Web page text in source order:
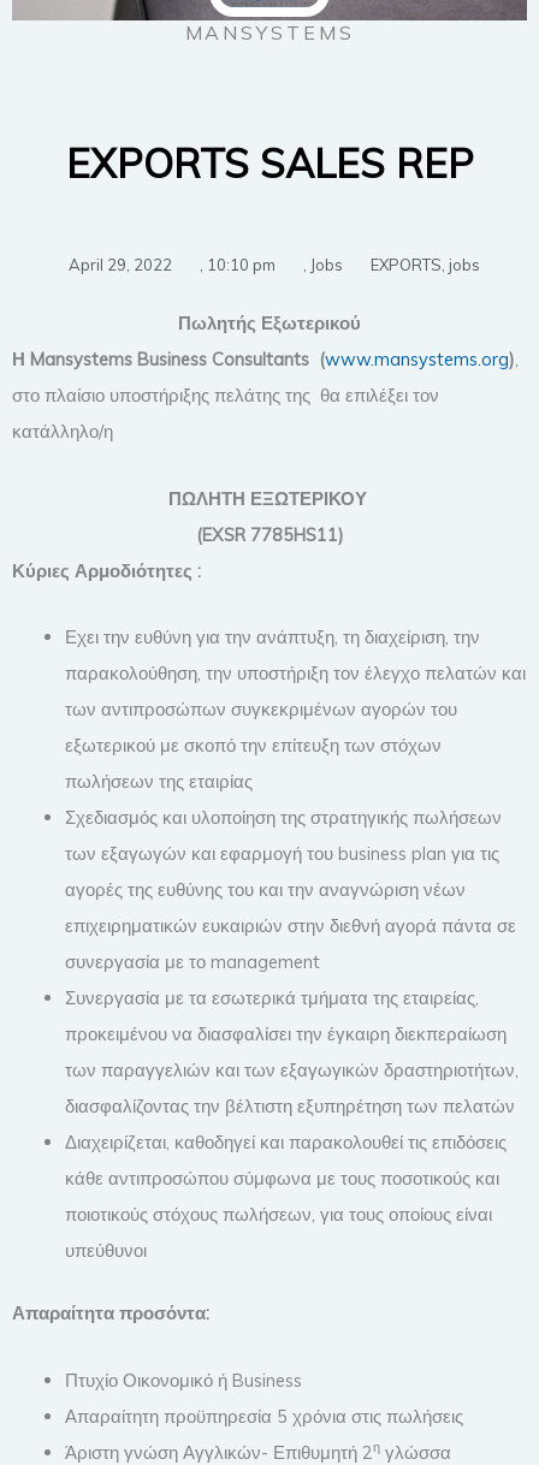
MANSYSTEMS
EXPORTS SALES REP
April 29, 2022 , 10:10 pm , Jobs EXPORTS, jobs
Πωλητής Εξωτερικού
Η Mansystems Business Consultants (www.mansystems.org),
στο πλαίσιο υποστήριξης πελάτης της θα επιλέξει τον
κατάλληλο/η
ΠΩΛΗΤΗ ΕΞΩΤΕΡΙΚΟΥ
(EXSR7785HS11)
Κύριες Αρμοδιότητες :
Εχει την ευθύνη για την ανάπτυξη, τη διαχείριση, την
παρακολούθηση, την υποστήριξη τον έλεγχο πελατών και
των αντιπροσώπων συγκεκριμένων αγορών του
εξωτερικού με σκοπό την επίτευξη των στόχων
πωλήσεων της εταιρίας
Σχεδιασμός και υλοποίηση της στρατηγικής πωλήσεων
των εξαγωγών και εφαρμογή του business plan για τις
αγορές της ευθύνης του και την αναγνώριση νέων
επιχειρηματικών ευκαιριών στην διεθνή αγορά πάντα σε
συνεργασία με το management
Συνεργασία με τα εσωτερικά τμήματα της εταιρείας,
προκειμένου να διασφαλίσει την έγκαιρη διεκπεραίωση
των παραγγελιών και των εξαγωγικών δραστηριοτήτων,
διασφαλίζοντας την βέλτιστη εξυπηρέτηση των πελατών
Διαχειρίζεται, καθοδηγεί και παρακολουθεί τις επιδόσεις
κάθε αντιπροσώπου σύμφωνα με τους ποσοτικούς και
ποιοτικούς στόχους πωλήσεων, για τους οποίους είναι
υπεύθυνοι
Απαραίτητα προσόντα:
Πτυχίο Οικονομικό ή Business
Απαραίτητη προϋπηρεσία 5 χρόνια στις πωλήσεις
Άριστη γνώση Αγγλικών- Επιθυμητή 2ηγλώσσα